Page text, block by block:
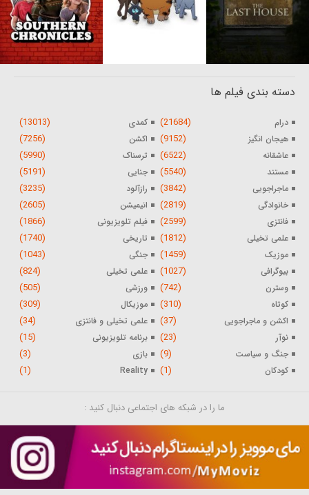
دسته بندی فیلم ها
درام (21684) کمدی (13013)
هیجان انگیز (9152) اکشن (7256)
عاشقانه (6522) ترسناک (5990)
مستند (5540) جنایی (5191)
ماجراجویی (3842) رازآلود (3235)
خانوادگی (2819) انیمیشن (2605)
فانتزی (2599) فیلم تلویزیونی (1866)
علمی تخیلی (1812) تاریخی (1740)
موزیک (1459) جنگی (1043)
بیوگرافی (1027) علمی تخیلی (824)
وسترن (742) ورزشی (505)
کوتاه (310) موزیکال (309)
اکشن و ماجراجویی (37) علمی تخیلی و فانتزی (34)
نوآر (23) برنامه تلویزیونی (15)
جنگ و سیاست (9) بازی (3)
کودکان (1)
Reality
(1)
ما را در شبکه های اجتماعی دنبال کنید :